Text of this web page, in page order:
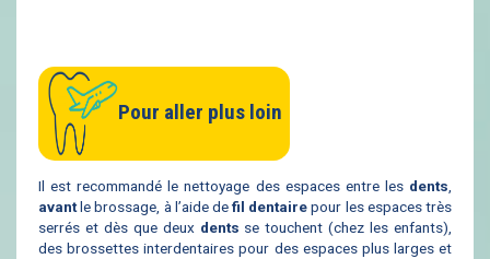
Pour aller plus loin
Il est recommandé le nettoyage des espaces entre les dents,
avantle brossage, à l’aide defil dentairepour les espaces très
serrés et dès que deux dents se touchent (chez les enfants),
des brossettes interdentaires pour des espaces plus larges et